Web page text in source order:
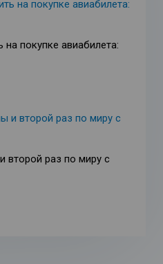
на покупке авиабилета:
второй раз по миру с